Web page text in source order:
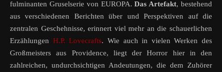
fulminanten Gruselserie von EUROPA.Das Artefakt, bestehend
aus verschiedenen Berichten über und Perspektiven auf die
zentralen Geschehnisse, erinnert viel mehr an die schauerlichen
Erzählungen H.P. Lovecrafts. Wie auch in vielen Werken des
Großmeisters aus Providence, liegt der Horror hier in den
zahlreichen, undurchsichtigen Andeutungen, die dem Zuhörer